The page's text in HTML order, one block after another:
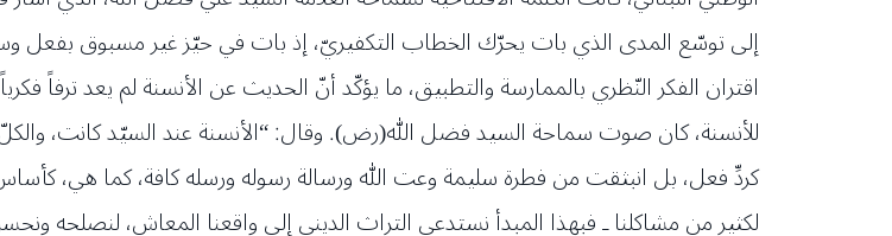
إلى توسّع المدى الذي بات يحرّك الخطاب التكفيريّ، إذ بات في حيّز غير مسبوق بفعل
اقتران الفكر النّظري بالممارسة والتطبيق، ما يؤكّد أنّ الحديث عن الأنسنة لم يعد ترفاً
للأنسنة، كان صوت سماحة السيد فضل الله(رض). وقال: “الأنسنة عند السيّد كانت، والكلّ
كردِّ فعل، بل انبثقت من فطرة سليمة وعت الله ورسالة رسوله ورسله كافة، كما هي،
لكثير من مشاكلنا ـ فبهذا المبدأ نستدعي التراث الديني إلى واقعنا المعاش، لنصلحه